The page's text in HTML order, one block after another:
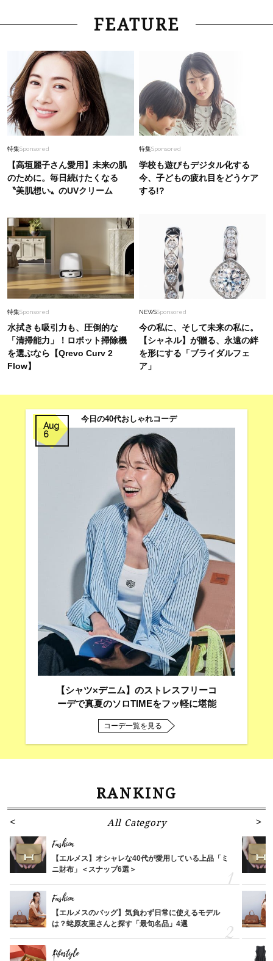
FEATURE
特集Sponsored
【高垣麗子さん愛用】未来の肌
のために。毎日続けたくなる
〝美肌想い〟のUVクリーム
特集Sponsored
学校も遊びもデジタル化する
今、子どもの疲れ目をどうケア
する!?
特集Sponsored
水拭きも吸引力も、圧倒的な
「清掃能力」！ロボット掃除機
を選ぶなら【Qrevo Curv 2
Flow】
NEWSSponsored
今の私に、そして未来の私に。
【シャネル】が贈る、永遠の絆
を形にする「ブライダルフェ
ア」
Aug
6
今日の40代おしゃれコーデ
【シャツ×デニム】のストレスフリーコ
ーデで真夏のソロTIMEをフッ軽に堪能
コーデ一覧を見る
RANKING
All Category
Fashion
【エルメス】オシャレな40代が愛用している上品「ミ
ニ財布」＜スナップ6選＞
Fashion
【エルメスのバッグ】気負わず日常に使えるモデル
は？蛯原友里さんと探す「最旬名品」4選
Lifestyle